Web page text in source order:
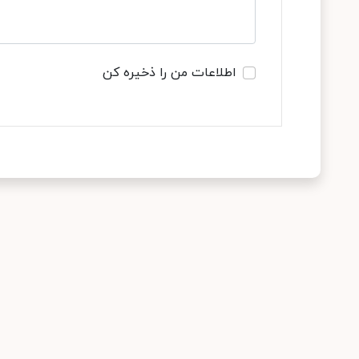
اطلاعات من را ذخیره کن